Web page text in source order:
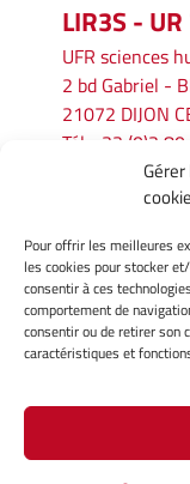
Pour offrir les meilleures
les cookies pour stocker
consentir à ces
comportement de
consentir ou de retirer son
caractéristiques et
LIR3S -
UFR sciences
2 bd Gabriel -
21072 DIJON
Tél. : 33 (0)3
Mentions
Gérer mes
Politique de
Avertissement
Site